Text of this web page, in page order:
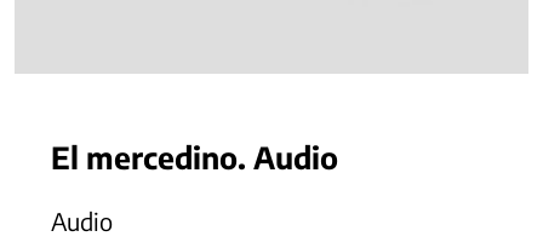
El mercedino. Audio
Audio